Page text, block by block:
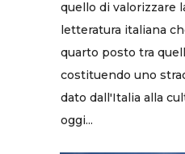
quello di valorizzare
letteratura italiana
quarto posto tra
costituendo uno
dato dall'Italia alla
oggi...